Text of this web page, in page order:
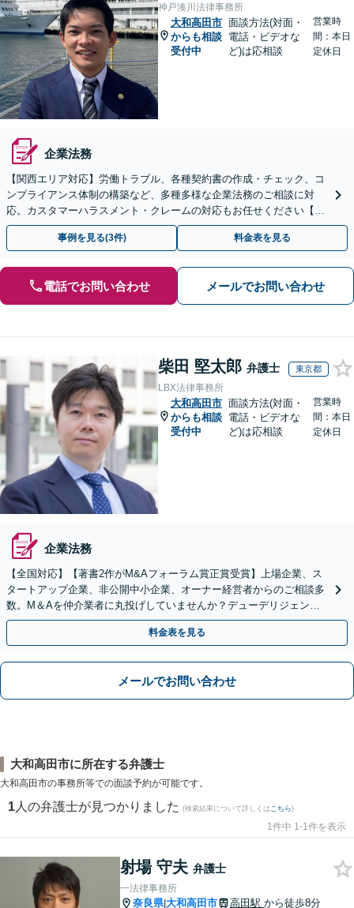
神戸湊川法律事務所
大和高田市
からも相談
受付中
面談方法(対面・
電話・ビデオな
ど)は応相談
営業時
間：本日
定休日
企業法務
【関西エリア対応】労働トラブル、各種契約書の作成・チェック、コ
ンプライアンス体制の構築など、多種多様な企業法務のご相談に対
応。カスタマーハラスメント・クレームの対応もお任せください【オ
ンライン相談OK】【夜間・休日相談可（要予約）】
事例を見る(3件) 料金表を見る
電話でお問い合わせ メールでお問い合わせ
柴田 堅太郎 弁護士 東京都
LBX法律事務所
大和高田市
からも相談
受付中
面談方法(対面・
電話・ビデオな
ど)は応相談
営業時
間：本日
定休日
企業法務
【全国対応】【著書2作がM&Aフォーラム賞正賞受賞】上場企業、ス
タートアップ企業、非公開中小企業、オーナー経営者からのご相談多
数。M＆Aを仲介業者に丸投げしていませんか？デューデリジェンス
や契約書作成・交渉はお任せください【初回無料】
料金表を見る
メールでお問い合わせ
大和高田市に所在する弁護士
大和高田市の事務所等での面談予約が可能です。
1 人の弁護士が見つかりました (検索結果について詳しくは こちら)
1件中 1-1件を表示
射場 守夫 弁護士
一法律事務所
奈良県|大和高田市 高田駅 から徒歩8分